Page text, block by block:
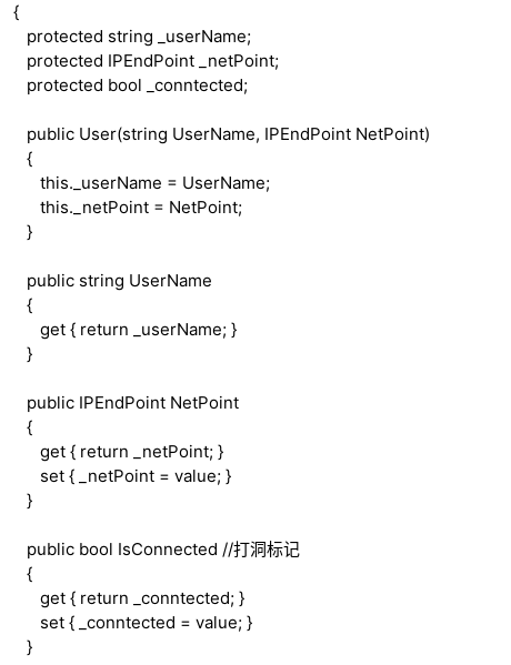
{
protected string _userName;
protected IPEndPoint _netPoint;
protected bool _conntected;
public User(string UserName, IPEndPoint NetPoint)
{
this._userName = UserName;
this._netPoint = NetPoint;
}
public string UserName
{
get { return _userName; }
}
public IPEndPoint NetPoint
{
get { return _netPoint; }
set { _netPoint = value; }
}
public bool IsConnected //打洞标记
{
get { return _conntected; }
set { _conntected = value; }
}